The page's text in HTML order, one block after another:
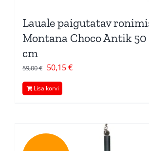
Lauale paigutatav
Montana Choco Antik 50
cm
59,00€ Algne
hind
oli:
50,15€Current
Lisa korvi